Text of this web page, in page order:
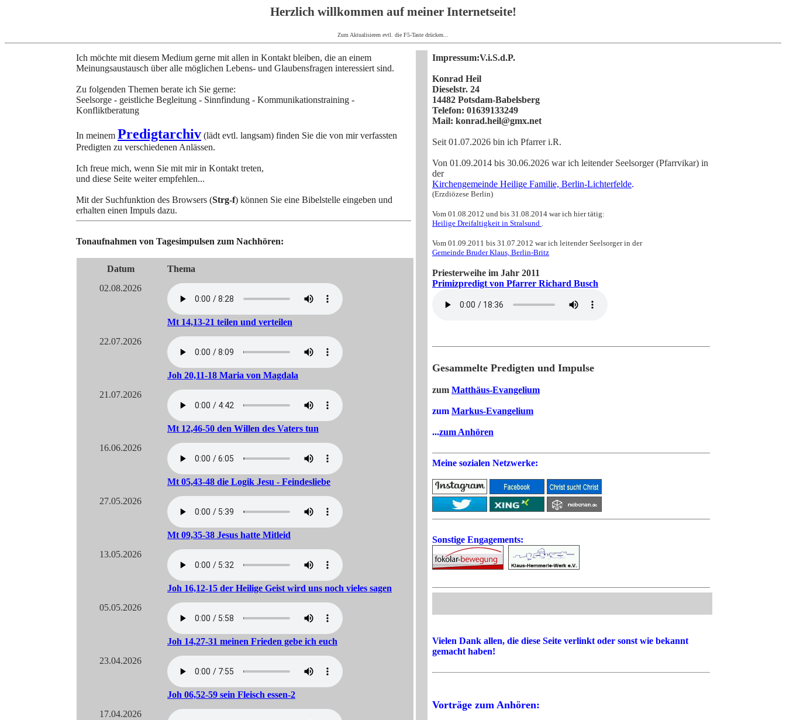
Herzlich willkommen auf meiner Internetseite!
Zum Aktualisieren evtl. die F5-Taste drücken...
Ich möchte mit diesem Medium gerne mit allen in Kontakt bleiben, die an einem
Meinungsaustausch über alle möglichen Lebens- und Glaubensfragen interessiert sind.
Zu folgenden Themen berate ich Sie gerne:
Seelsorge - geistliche Begleitung - Sinnfindung - Kommunikationstraining -
Konfliktberatung
In meinem Predigtarchiv (lädt evtl. langsam) finden Sie die von mir verfassten
Predigten zu verschiedenen Anlässen.
Ich freue mich, wenn Sie mit mir in Kontakt treten,
und diese Seite weiter empfehlen...
Mit der Suchfunktion des Browsers (Strg-f) können Sie eine Bibelstelle eingeben und
erhalten einen Impuls dazu.
Tonaufnahmen von Tagesimpulsen zum Nachhören:
Datum Thema
02.08.2026
Mt 14,13-21 teilen und verteilen
22.07.2026
Joh 20,11-18 Maria von Magdala
21.07.2026
Mt 12,46-50 den Willen des Vaters tun
16.06.2026
Mt 05,43-48 die Logik Jesu - Feindesliebe
27.05.2026
Mt 09,35-38 Jesus hatte Mitleid
13.05.2026
Joh 16,12-15 der Heilige Geist wird uns noch vieles sagen
05.05.2026
Joh 14,27-31 meinen Frieden gebe ich euch
23.04.2026
Joh 06,52-59 sein Fleisch essen-2
17.04.2026
Impressum:V.i.S.d.P.
Konrad Heil
Dieselstr. 24
14482 Potsdam-Babelsberg
Telefon: 01639133249
Mail: konrad.heil@gmx.net
Seit 01.07.2026 bin ich Pfarrer i.R.
Von 01.09.2014 bis 30.06.2026 war ich leitender Seelsorger (Pfarrvikar) in
der
Kirchengemeinde Heilige Familie, Berlin-Lichterfelde.
(Erzdiözese Berlin)
Vom 01.08.2012 und bis 31.08.2014 war ich hier tätig:
Heilige Dreifaltigkeit in Stralsund .
Vom 01.09.2011 bis 31.07.2012 war ich leitender Seelsorger in der
Gemeinde Bruder Klaus, Berlin-Britz
Priesterweihe im Jahr 2011
Primizpredigt von Pfarrer Richard Busch
Gesammelte Predigten und Impulse
zum Matthäus-Evangelium
zum Markus-Evangelium
...zum Anhören
Meine sozialen Netzwerke:
Sonstige Engagements:
Vielen Dank allen, die diese Seite verlinkt oder sonst wie bekannt
gemacht haben!
Vorträge zum Anhören: